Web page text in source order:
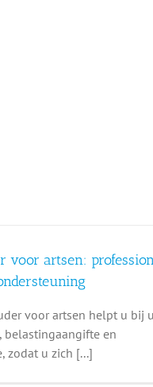
voor artsen:
voor artsen helpt u bij
belastingaangifte en
zodat u zich [...]